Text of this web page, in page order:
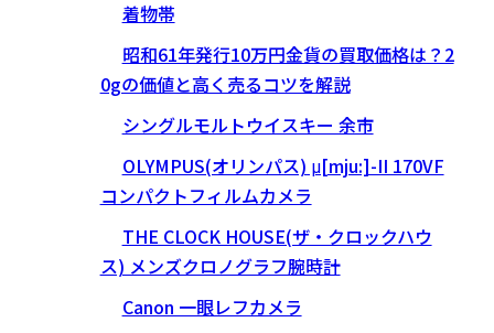
着物帯
昭和61年発行10万円金貨の買取価格は？2
0gの価値と高く売るコツを解説
シングルモルトウイスキー 余市
OLYMPUS(オリンパス) μ[mju:]-II 170VF
コンパクトフィルムカメラ
THE CLOCK HOUSE(ザ・クロックハウ
ス) メンズクロノグラフ腕時計
Canon 一眼レフカメラ